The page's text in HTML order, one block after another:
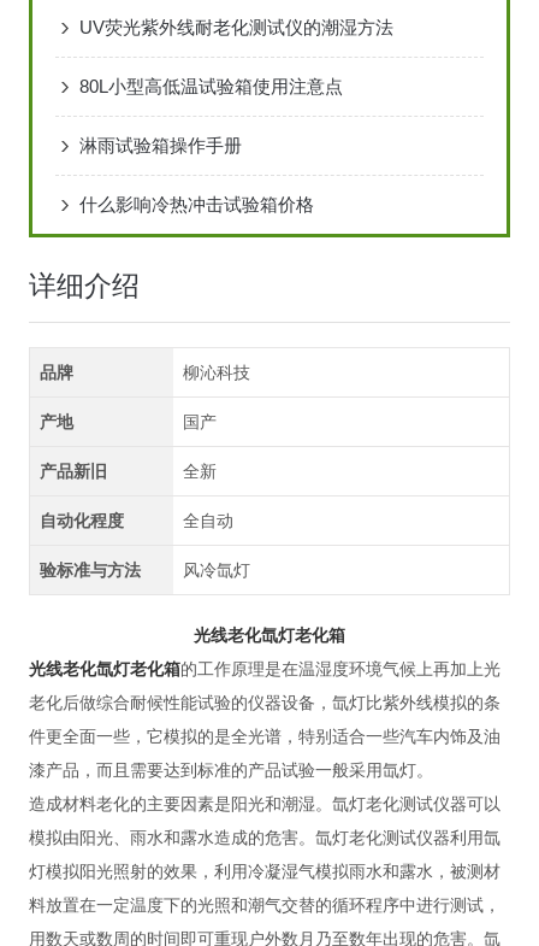
UV荧光紫外线耐老化测试仪的潮湿方法
80L小型高低温试验箱使用注意点
淋雨试验箱操作手册
什么影响冷热冲击试验箱价格
详细介绍
品牌 柳沁科技
产地 国产
产品新旧 全新
自动化程度 全自动
验标准与方法 风冷氙灯
光线老化氙灯老化箱
光线老化氙灯老化箱的工作原理是在温湿度环境气候上再加上光
老化后做综合耐候性能试验的仪器设备，氙灯比紫外线模拟的条
件更全面一些，它模拟的是全光谱，特别适合一些汽车内饰及油
漆产品，而且需要达到标准的产品试验一般采用氙灯。
造成材料老化的主要因素是阳光和潮湿。氙灯老化测试仪器可以
模拟由阳光、雨水和露水造成的危害。氙灯老化测试仪器利用氙
灯模拟阳光照射的效果，利用冷凝湿气模拟雨水和露水，被测材
料放置在一定温度下的光照和潮气交替的循环程序中进行测试，
用数天或数周的时间即可重现户外数月乃至数年出现的危害。氙